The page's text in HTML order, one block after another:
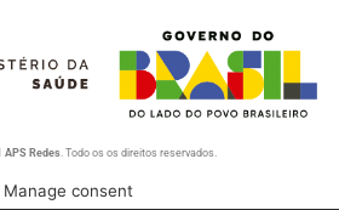
APS Redes . Todo os os direitos reservados.
Manage consent